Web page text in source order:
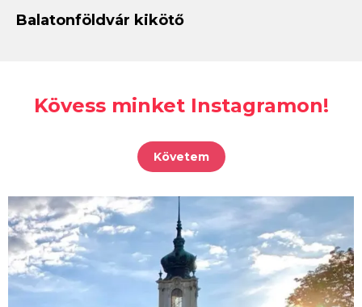
Balatonföldvár kikötő
Kövess minket Instagramon!
Követem